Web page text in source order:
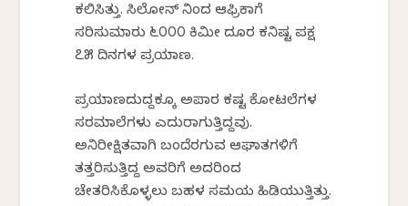
ಕಲಿಸಿತ್ತು. ಸಿಲೋನ್ ನಿಂದ ಆಫ್ರಿಕಾಗೆ
ಸರಿಸುಮಾರು ೬೦೦೦ ಕಿಮೀ ದೂರ ಕನಿಷ್ಟ ಪಕ್ಷ
೭೫ ದಿನಗಳ ಪ್ರಯಾಣ.
ಪ್ರಯಾಣದುದ್ದಕ್ಕೂ ಅಪಾರ ಕಷ್ಟ ಕೋಟಲೆಗಳ
ಸರಮಾಲೆಗಳು ಎದುರಾಗುತ್ತಿದ್ದವು.
ಅನಿರೀಕ್ಷಿತವಾಗಿ ಬಂದೆರಗುವ ಆಘಾತಗಳಿಗೆ
ತತ್ತರಿಸುತ್ತಿದ್ದ ಅವರಿಗೆ ಅದರಿಂದ
ಚೇತರಿಸಿಕೊಳ್ಳಲು ಬಹಳ ಸಮಯ ಹಿಡಿಯುತ್ತಿತ್ತು.